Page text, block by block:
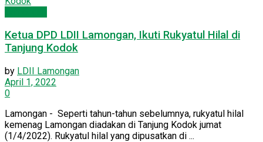
Ketua DPD LDII Lamongan, Ikuti Rukyatul Hilal di
Tanjung Kodok
by LDII Lamongan
April 1, 2022
0
Lamongan - Seperti tahun-tahun sebelumnya, rukyatul hilal
kemenag Lamongan diadakan di Tanjung Kodok jumat
(1/4/2022). Rukyatul hilal yang dipusatkan di ...